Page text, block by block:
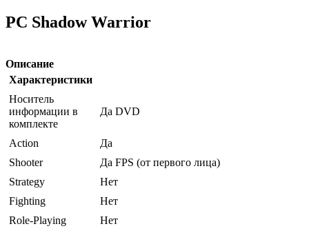
PC Shadow Warrior
Описание
Характеристики
Носитель
информации в
комплекте
Да DVD
Action
Да
Shooter
Да FPS (от первого лица)
Strategy
Нет
Fighting
Нет
Role-Playing
Нет